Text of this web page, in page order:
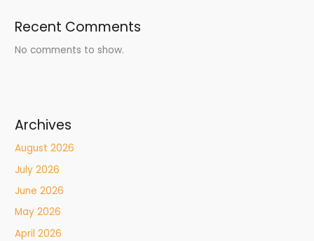
Recent Comments
No comments to show.
Archives
August 2026
July 2026
June 2026
May 2026
April 2026